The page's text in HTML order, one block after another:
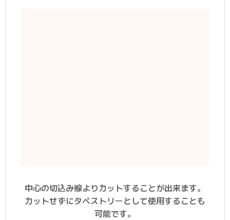
中心の切込み線よりカットすることが出来ます。
カットせずにタペストリーとして使用することも
可能です。